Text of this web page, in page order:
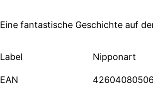
Eine fantastische Geschichte auf
Label Nipponart
EAN